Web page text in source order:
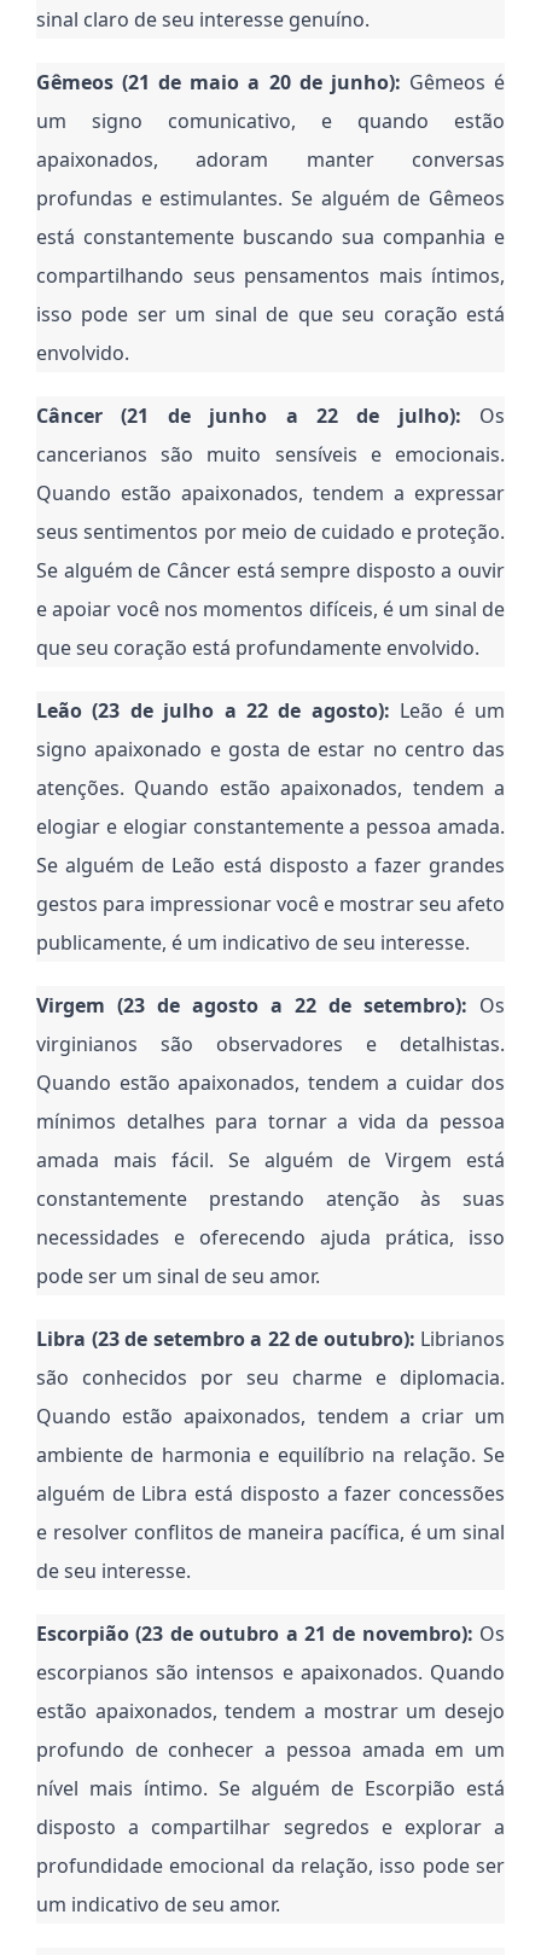
sinal claro de seu interesse genuíno.
Gêmeos (21 de maio a 20 de junho): Gêmeos é
um signo comunicativo, e quando estão
apaixonados, adoram manter conversas
profundas e estimulantes. Se alguém de Gêmeos
está constantemente buscando sua companhia e
compartilhando seus pensamentos mais íntimos,
isso pode ser um sinal de que seu coração está
envolvido.
Câncer (21 de junho a 22 de julho): Os
cancerianos são muito sensíveis e emocionais.
Quando estão apaixonados, tendem a expressar
seus sentimentos por meio de cuidado e proteção.
Se alguém de Câncer está sempre disposto a ouvir
e apoiar você nos momentos difíceis, é um sinal de
que seu coração está profundamente envolvido.
Leão (23 de julho a 22 de agosto): Leão é um
signo apaixonado e gosta de estar no centro das
atenções. Quando estão apaixonados, tendem a
elogiar e elogiar constantemente a pessoa amada.
Se alguém de Leão está disposto a fazer grandes
gestos para impressionar você e mostrar seu afeto
publicamente, é um indicativo de seu interesse.
Virgem (23 de agosto a 22 de setembro): Os
virginianos são observadores e detalhistas.
Quando estão apaixonados, tendem a cuidar dos
mínimos detalhes para tornar a vida da pessoa
amada mais fácil. Se alguém de Virgem está
constantemente prestando atenção às suas
necessidades e oferecendo ajuda prática, isso
pode ser um sinal de seu amor.
Libra (23 de setembro a 22 de outubro): Librianos
são conhecidos por seu charme e diplomacia.
Quando estão apaixonados, tendem a criar um
ambiente de harmonia e equilíbrio na relação. Se
alguém de Libra está disposto a fazer concessões
e resolver conflitos de maneira pacífica, é um sinal
de seu interesse.
Escorpião (23 de outubro a 21 de novembro): Os
escorpianos são intensos e apaixonados. Quando
estão apaixonados, tendem a mostrar um desejo
profundo de conhecer a pessoa amada em um
nível mais íntimo. Se alguém de Escorpião está
disposto a compartilhar segredos e explorar a
profundidade emocional da relação, isso pode ser
um indicativo de seu amor.